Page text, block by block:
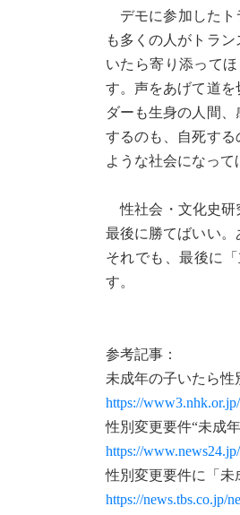
デモに参加したト
も多くの人がトラ
いたら寄り添って
す。声をあげて道
ダーも生身の人間
するのも、自死す
ような社会になって
性社会・文化史研
最後に勝てばいい。
それでも、最後に
す。
参考記事：
未成年の子いたら性
https://
性別変更要件“未成
https://
性別変更要件に「未
https://news.tbs.co.jp/